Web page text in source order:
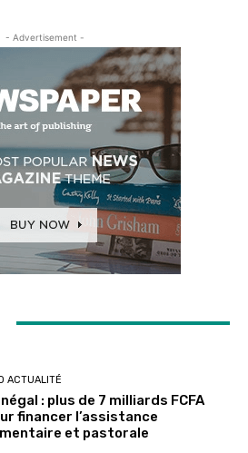
- Advertisement -
ACTUALITÉ
: plus de 7 milliards FCFA
financer l’assistance
et pastorale